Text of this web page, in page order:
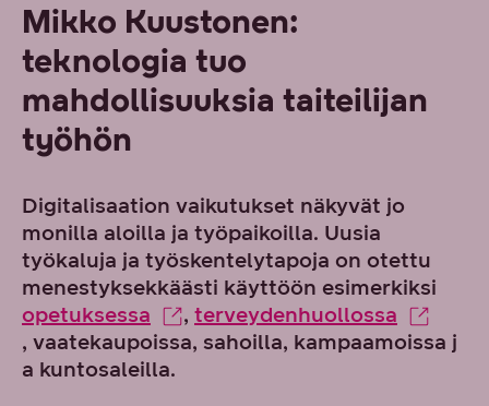
Mikko Kuustonen:
teknologia tuo
mahdollisuuksia taiteilijan
työhön
Digitalisaation vaikutukset näkyvät jo
monilla aloilla ja työpaikoilla. Uusia
työkaluja ja työskentelytapoja on otettu
menestyksekkäästi käyttöön esimerkiksi
opetuksessa
, terveydenhuollossa
, vaatekaupoissa, sahoilla, kampaamoissa j
a kuntosaleilla.